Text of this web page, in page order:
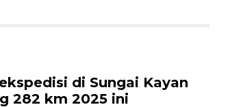
di Sungai Kayan
282 km 2025 ini